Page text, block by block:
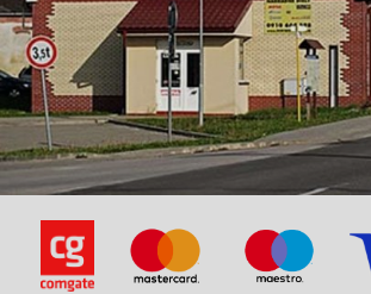
Huatian -HT50QT-7
Huatian -HT50QT-9
Jinlun -JL50QT-4
Jinlun -JL50QT-5 Fighter
Jmstar-Accipiter 50 (JSD50QT-21C) 4T
Jmstar-Accipiter 50 (JSD50QT-21C) 4T
Jmstar-B09 Sunfire Racing 50 (JSD50QT-27) 4T
Jmstar-Breeze 50 (JSD50QT-13) 4T
Jmstar-Breeze 50 (JSD50QT-13) 4T
Jmstar-Eagle 50 (JSD50QT-21) 4T